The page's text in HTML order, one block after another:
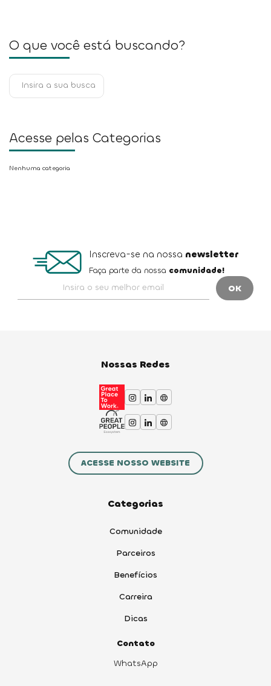
O que você está buscando?
Acesse pelas Categorias
Nenhuma categoria
Inscreva-se na nossa newsletter
Faça parte da nossa comunidade!
Nossas Redes
ACESSE NOSSO WEBSITE
Categorias
Comunidade
Parceiros
Benefícios
Carreira
Dicas
Contato
WhatsApp